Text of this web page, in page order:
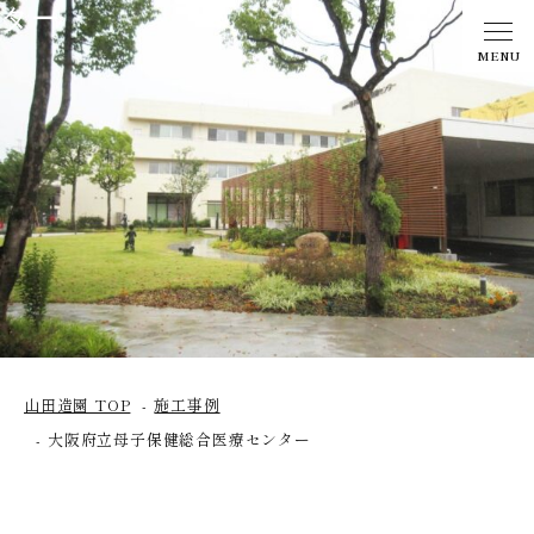
MENU
ター
山田造園 TOP
施工事例
大阪府立母子保健総合医療センター